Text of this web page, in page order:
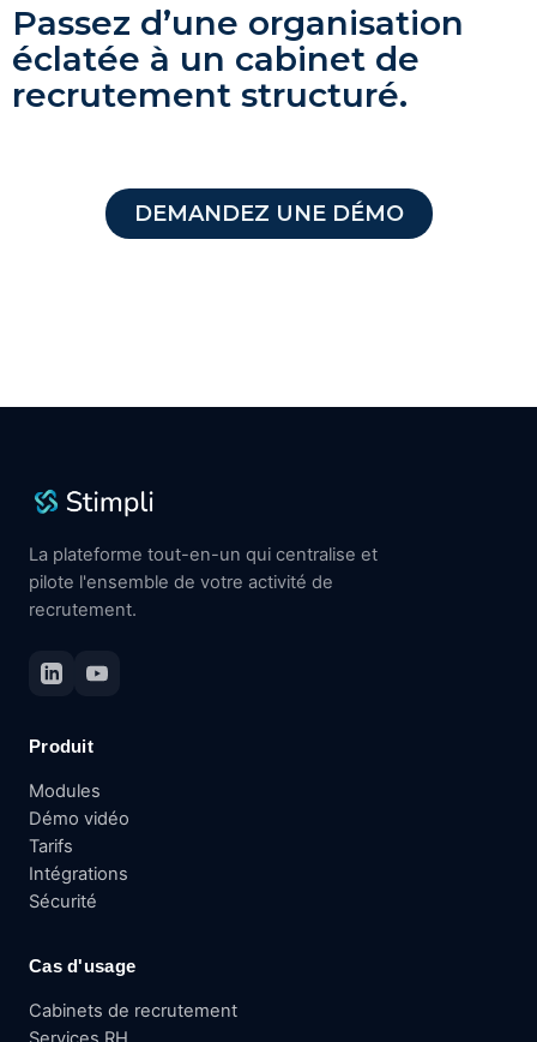
Passez d’une organisation
éclatée à un cabinet de
recrutement structuré.
DEMANDEZ UNE DÉMO
La plateforme tout-en-un qui centralise et
pilote l'ensemble de votre activité de
recrutement.
Produit
Modules
Démo vidéo
Tarifs
Intégrations
Sécurité
Cas d'usage
Cabinets de recrutement